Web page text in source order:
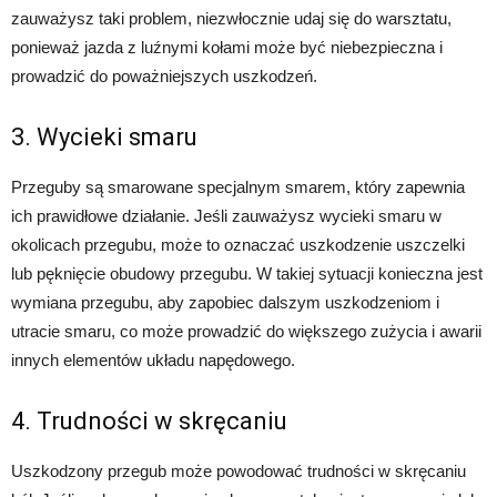
zauważysz taki problem, niezwłocznie udaj się do warsztatu,
ponieważ jazda z luźnymi kołami może być niebezpieczna i
prowadzić do poważniejszych uszkodzeń.
3. Wycieki smaru
Przeguby są smarowane specjalnym smarem, który zapewnia
ich prawidłowe działanie. Jeśli zauważysz wycieki smaru w
okolicach przegubu, może to oznaczać uszkodzenie uszczelki
lub pęknięcie obudowy przegubu. W takiej sytuacji konieczna jest
wymiana przegubu, aby zapobiec dalszym uszkodzeniom i
utracie smaru, co może prowadzić do większego zużycia i awarii
innych elementów układu napędowego.
4. Trudności w skręcaniu
Uszkodzony przegub może powodować trudności w skręcaniu